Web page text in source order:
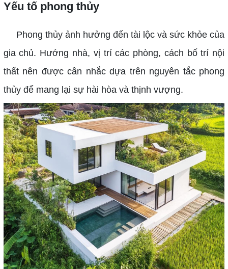
Yếu tố phong thủy
Phong thủy ảnh hưởng đến tài lộc và sức khỏe của
gia chủ. Hướng nhà, vị trí các phòng, cách bố trí nội
thất nên được cân nhắc dựa trên nguyên tắc phong
thủy để mang lại sự hài hòa và thịnh vượng.